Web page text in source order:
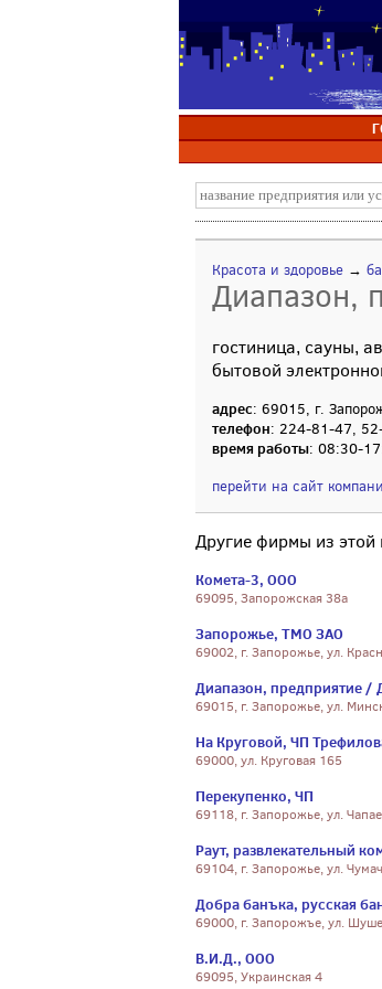
Красота и здоровье →
Диапазон,
гостиница, сауны,
бытовой
адрес: 69015, г.
телефон: 224-81-47,
время работы: 08:30-
перейти на сайт
Другие фирмы из этой
Комета-3, ООО
69095, Запорожская 38а
Запорожье, ТМО ЗАО
69002, г. Запорожье, ул.
Диапазон, предприятие /
69015, г. Запорожье, ул.
На Круговой, ЧП
69000, ул. Круговая 165
Перекупенко, ЧП
69118, г. Запорожье, ул.
Раут, развлекательный
69104, г. Запорожье, ул.
Добра банъка, русская
69000, г. Запорожъе, ул.
В.И.Д., ООО
69095, Украинская 4